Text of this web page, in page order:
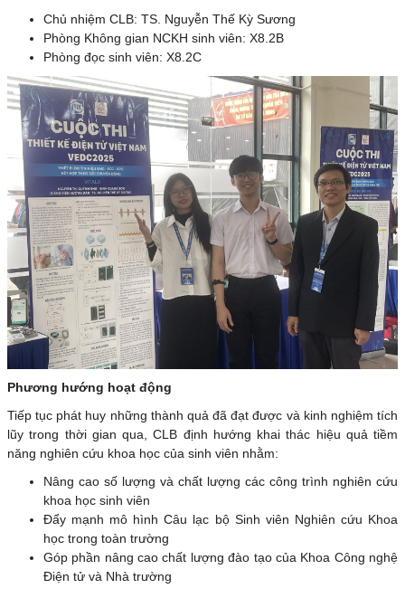
Chủ nhiệm CLB: TS. Nguyễn Thế Kỳ Sương
Phòng Không gian NCKH sinh viên: X8.2B
Phòng đọc sinh viên: X8.2C
Phương hướng hoạt động
Tiếp tục phát huy những thành quả đã đạt được và kinh nghiệm tích
lũy trong thời gian qua, CLB định hướng khai thác hiệu quả tiềm
năng nghiên cứu khoa học của sinh viên nhằm:
Nâng cao số lượng và chất lượng các công trình nghiên cứu
khoa học sinh viên
Đẩy mạnh mô hình Câu lạc bộ Sinh viên Nghiên cứu Khoa
học trong toàn trường
Góp phần nâng cao chất lượng đào tạo của Khoa Công nghệ
Điện tử và Nhà trường